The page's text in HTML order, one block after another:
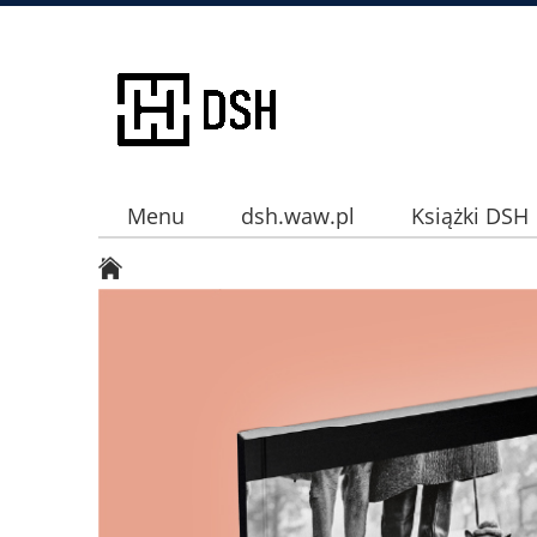
Menu dsh.waw.pl
Książki DSH